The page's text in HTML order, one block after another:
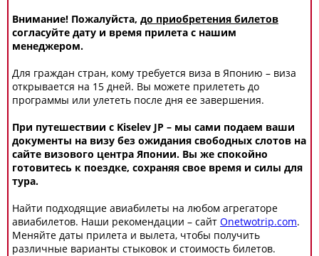
Внимание! Пожалуйста, до приобретения билетов
согласуйте дату и время прилета с нашим
менеджером.
Для граждан стран, кому требуется виза в Японию – виза
открывается на 15 дней. Вы можете прилететь до
программы или улететь после дня ее завершения.
При путешествии с Kiselev JP – мы сами подаем ваши
документы на визу без ожидания свободных слотов на
сайте визового центра Японии. Вы же спокойно
готовитесь к поездке, сохраняя свое время и силы для
тура.
Найти подходящие авиабилеты на любом агрегаторе
авиабилетов. Наши рекомендации – сайт Onetwotrip.com.
Меняйте даты прилета и вылета, чтобы получить
различные варианты стыковок и стоимость билетов.